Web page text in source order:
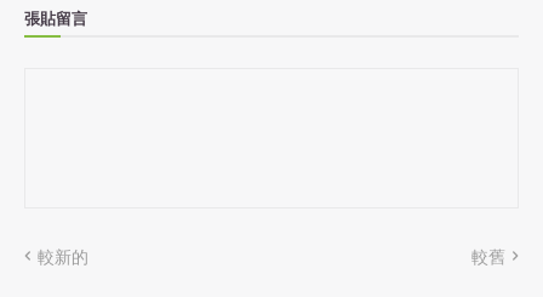
張貼留言
較新的 較舊